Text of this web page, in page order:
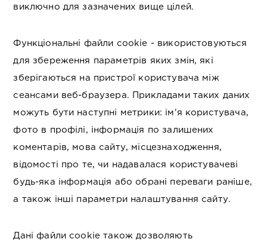
виключно для зазначених вище цілей.
Функціональні файли cookie - використовуються
для збереження параметрів яких змін, які
зберігаються на пристрої користувача між
сеансами веб-браузера. Прикладами таких даних
можуть бути наступні метрики: ім'я користувача,
фото в профілі, інформація по залишених
коментарів, мова сайту, місцезнаходження,
відомості про те, чи надавалася користувачеві
будь-яка інформація або обрані переваги раніше,
а також інші параметри налаштування сайту.
Дані файли cookie також дозволяють